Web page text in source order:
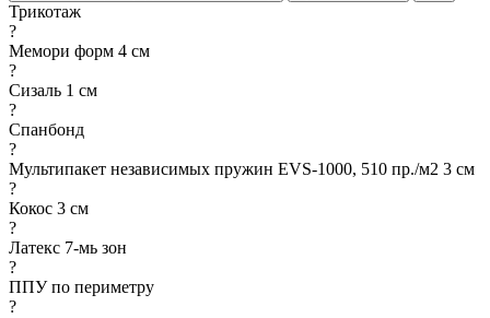
Трикотаж
?
Мемори форм 4 см
?
Сизаль 1 см
?
Спанбонд
?
Мультипакет независимых пружин EVS-1000, 510 пр./м2 3 см
?
Кокос 3 см
?
Латекс 7-мь зон
?
ППУ по периметру
?